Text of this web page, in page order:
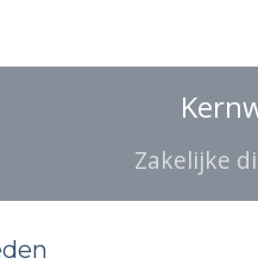
Zakelijke